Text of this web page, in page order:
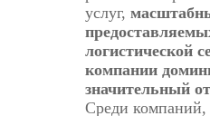
услуг,
логистической
компании
значительный
Среди компаний,